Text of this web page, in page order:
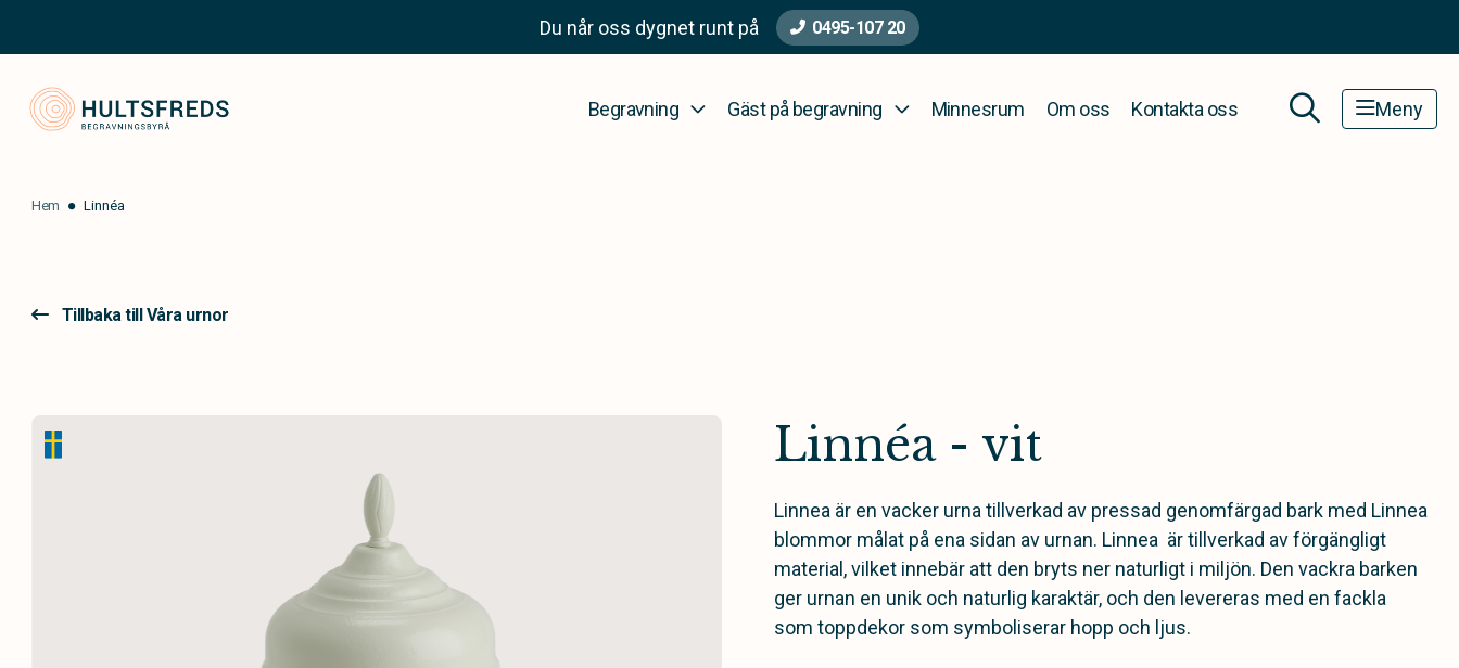
Du når oss dygnet runt på 0495-107 20
Begravning Gäst på begravning Minnesrum Om oss Kontakta oss Meny
Hem Linnéa
Tillbaka till Våra urnor
Linnéa - vit
Linnea är en vacker urna tillverkad av pressad genomfärgad bark med Linnea
blommor målat på ena sidan av urnan. Linnea är tillverkad av förgängligt
material, vilket innebär att den bryts ner naturligt i miljön. Den vackra barken
ger urnan en unik och naturlig karaktär, och den levereras med en fackla
som toppdekor som symboliserar hopp och ljus.